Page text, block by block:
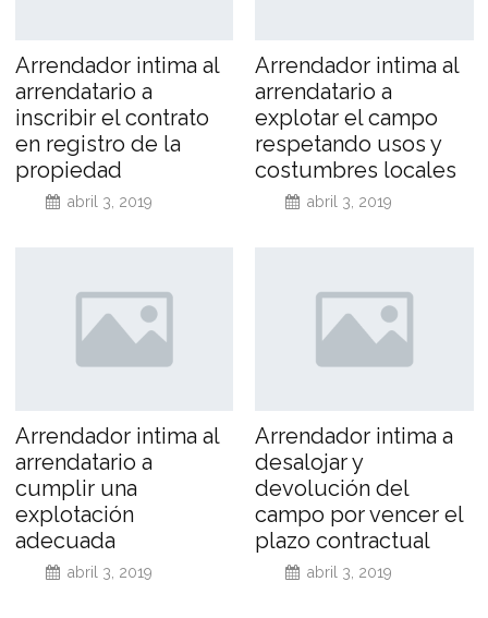
Arrendador intima al
arrendatario a
inscribir el contrato
en registro de la
propiedad
abril 3, 2019
Arrendador intima al
arrendatario a
explotar el campo
respetando usos y
costumbres locales
abril 3, 2019
Arrendador intima al
arrendatario a
cumplir una
explotación
adecuada
abril 3, 2019
Arrendador intima a
desalojar y
devolución del
campo por vencer el
plazo contractual
abril 3, 2019